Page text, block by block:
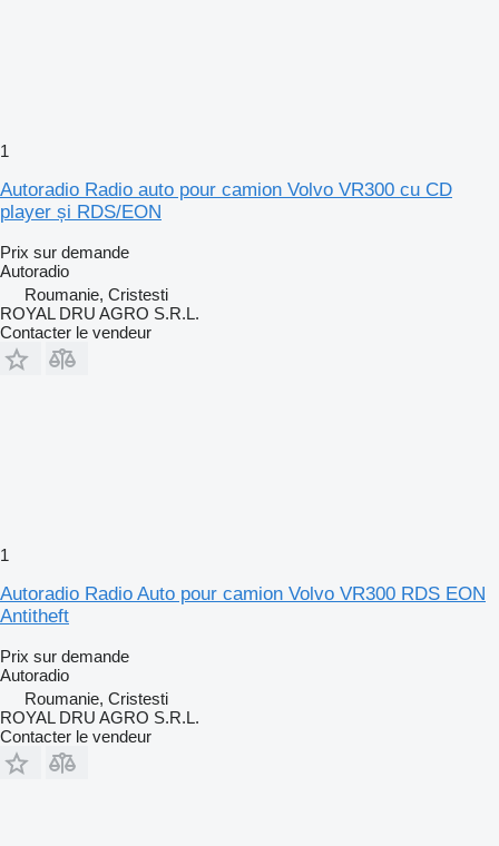
1
Autoradio Radio auto pour camion Volvo VR300 cu CD
player și RDS/EON
Prix sur demande
Autoradio
Roumanie, Cristesti
ROYAL DRU AGRO S.R.L.
Contacter le vendeur
1
Autoradio Radio Auto pour camion Volvo VR300 RDS EON
Antitheft
Prix sur demande
Autoradio
Roumanie, Cristesti
ROYAL DRU AGRO S.R.L.
Contacter le vendeur